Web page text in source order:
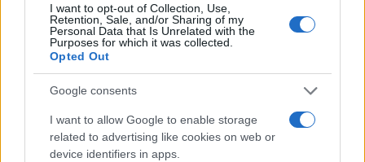
I want to opt-out of Collection, Use,
Retention, Sale, and/or Sharing of my
Personal Data that Is Unrelated with the
Purposes for which it was collected.
Opted Out
Google consents
I want to allow Google to enable storage
related to advertising like cookies on web or
device identifiers in apps.